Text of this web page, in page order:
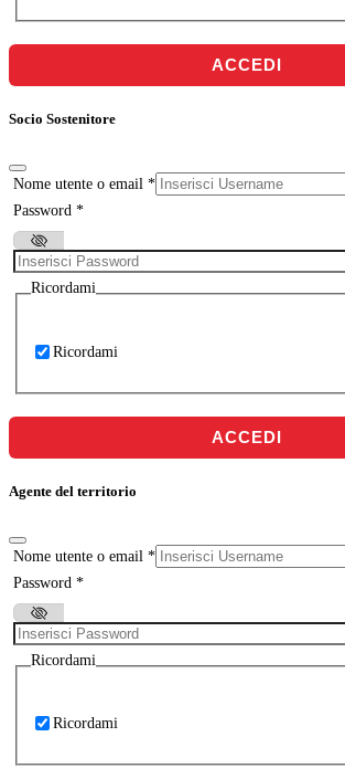
ACCEDI
Socio Sostenitore
Nome utente o email *
Password *
Ricordami
Ricordami
ACCEDI
Agente del territorio
Nome utente o email *
Password *
Ricordami
Ricordami